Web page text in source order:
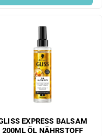
EXPRESS BALSAM
200ML ÖL NÄHRSTOFF